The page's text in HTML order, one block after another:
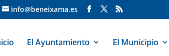
info@beneixama.es
El Ayuntamiento El Municipio